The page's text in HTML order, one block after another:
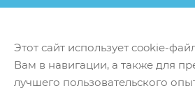
Этот сайт использует cookie-
Вам в навигации, а также для
лучшего пользовательского